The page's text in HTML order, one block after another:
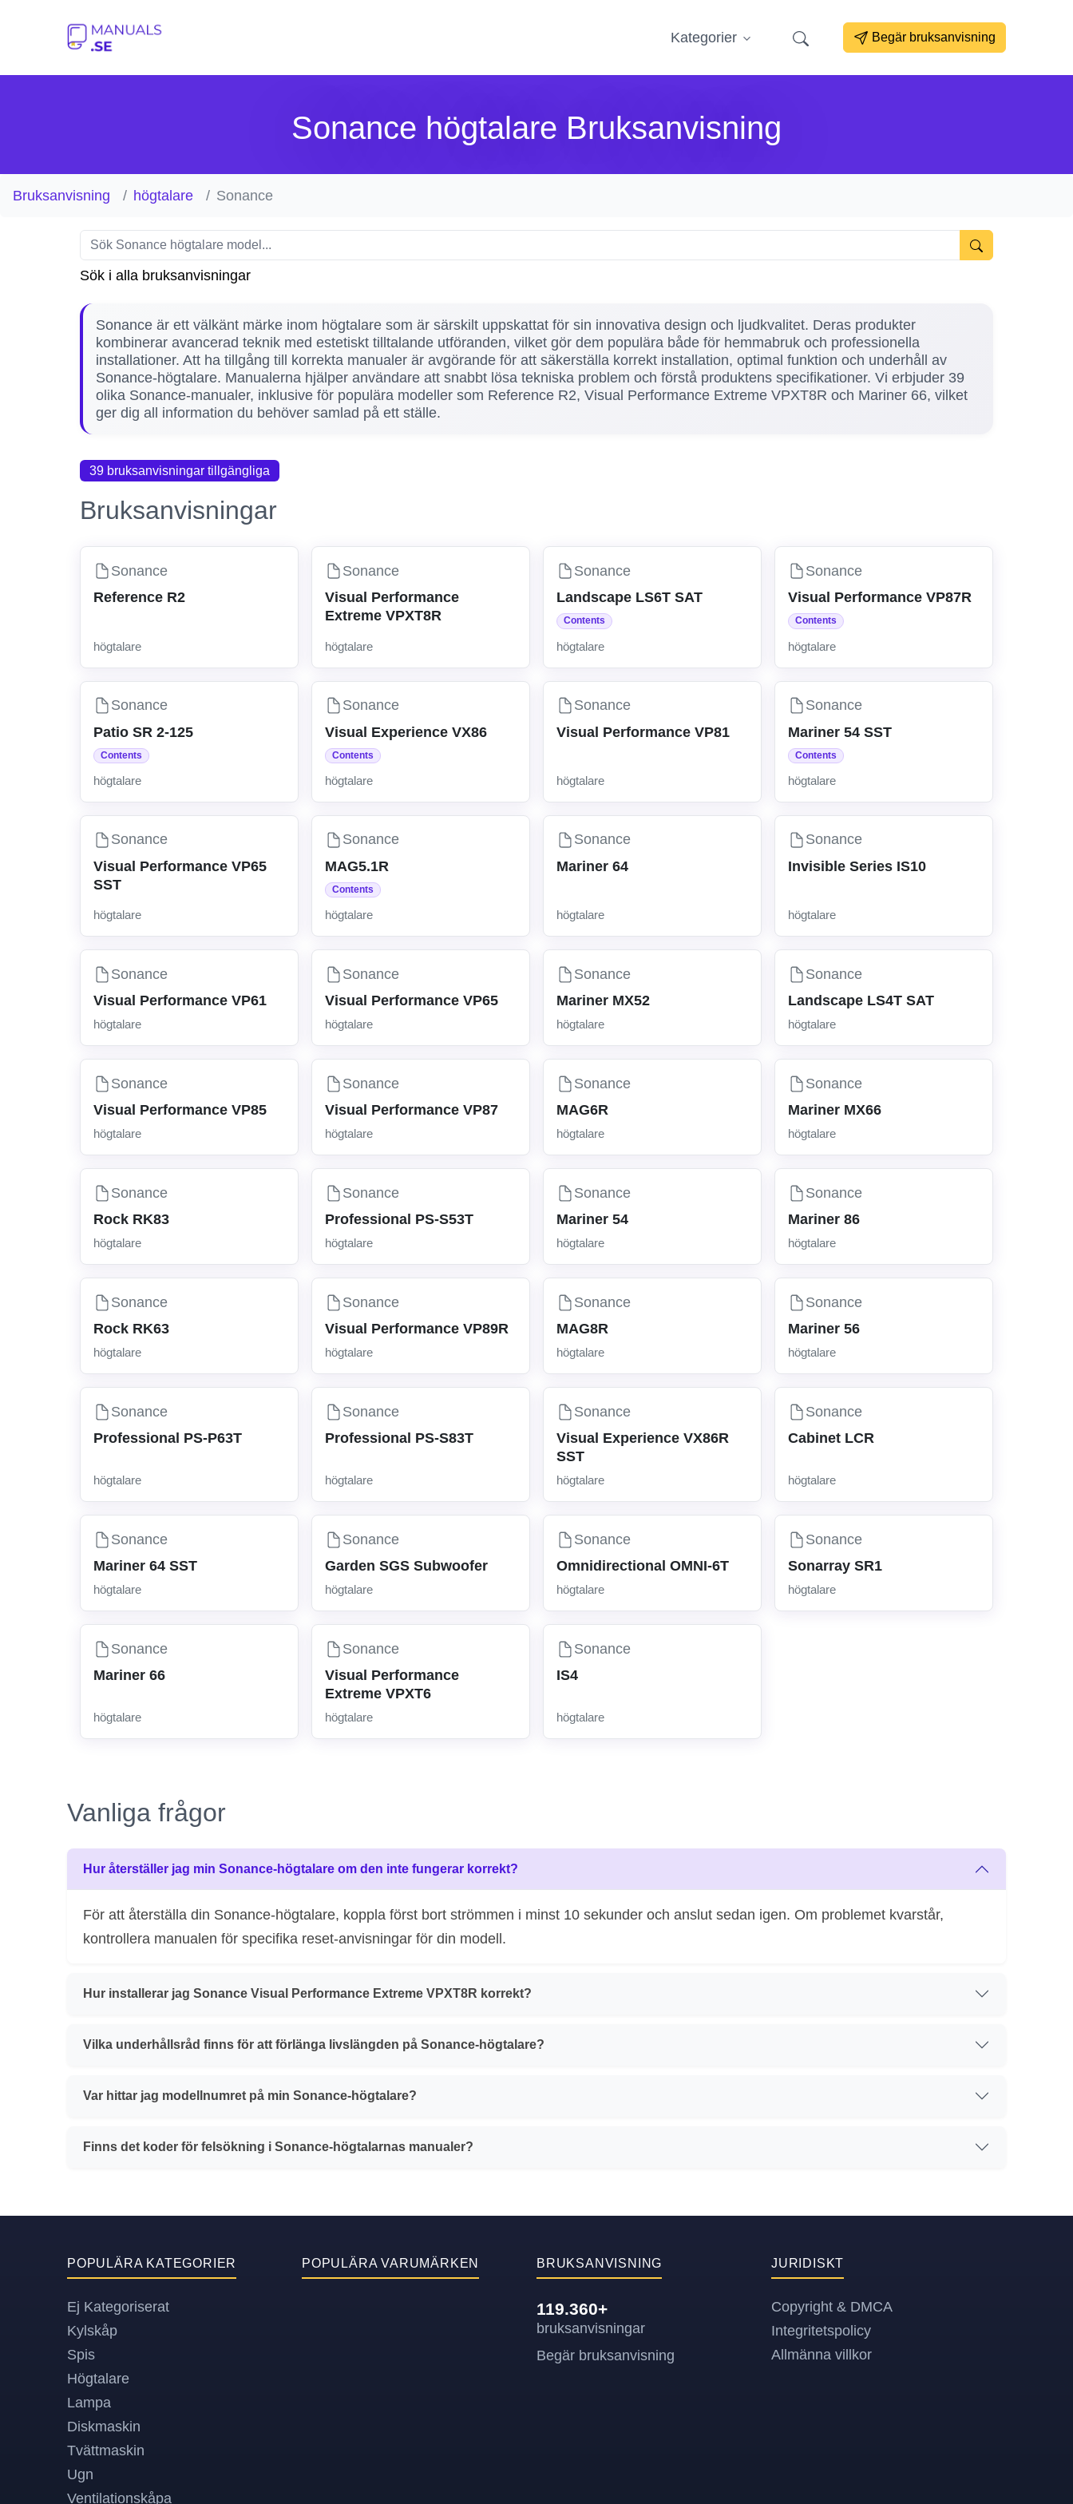
Kategorier Begär bruksanvisning
Sonance högtalare Bruksanvisning
Bruksanvisning högtalare Sonance
Sök i alla bruksanvisningar
Sonance är ett välkänt märke inom högtalare som är särskilt uppskattat för sin innovativa design och ljudkvalitet. Deras produkter
kombinerar avancerad teknik med estetiskt tilltalande utföranden, vilket gör dem populära både för hemmabruk och professionella
installationer. Att ha tillgång till korrekta manualer är avgörande för att säkerställa korrekt installation, optimal funktion och underhåll av
Sonance-högtalare. Manualerna hjälper användare att snabbt lösa tekniska problem och förstå produktens specifikationer. Vi erbjuder 39
olika Sonance-manualer, inklusive för populära modeller som Reference R2, Visual Performance Extreme VPXT8R och Mariner 66, vilket
ger dig all information du behöver samlad på ett ställe.
39 bruksanvisningar tillgängliga
Bruksanvisningar
Sonance
Reference R2
högtalare
Sonance
Visual Performance
Extreme VPXT8R
högtalare
Sonance
Landscape LS6T SAT
Contents
högtalare
Sonance
Visual Performance VP87R
Contents
högtalare
Sonance
Patio SR 2-125
Contents
högtalare
Sonance
Visual Experience VX86
Contents
högtalare
Sonance
Visual Performance VP81
högtalare
Sonance
Mariner 54 SST
Contents
högtalare
Sonance
Visual Performance VP65
SST
högtalare
Sonance
MAG5.1R
Contents
högtalare
Sonance
Mariner 64
högtalare
Sonance
Invisible Series IS10
högtalare
Sonance
Visual Performance VP61
högtalare
Sonance
Visual Performance VP65
högtalare
Sonance
Mariner MX52
högtalare
Sonance
Landscape LS4T SAT
högtalare
Sonance
Visual Performance VP85
högtalare
Sonance
Visual Performance VP87
högtalare
Sonance
MAG6R
högtalare
Sonance
Mariner MX66
högtalare
Sonance
Rock RK83
högtalare
Sonance
Professional PS-S53T
högtalare
Sonance
Mariner 54
högtalare
Sonance
Mariner 86
högtalare
Sonance
Rock RK63
högtalare
Sonance
Visual Performance VP89R
högtalare
Sonance
MAG8R
högtalare
Sonance
Mariner 56
högtalare
Sonance
Professional PS-P63T
högtalare
Sonance
Professional PS-S83T
högtalare
Sonance
Visual Experience VX86R
SST
högtalare
Sonance
Cabinet LCR
högtalare
Sonance
Mariner 64 SST
högtalare
Sonance
Garden SGS Subwoofer
högtalare
Sonance
Omnidirectional OMNI-6T
högtalare
Sonance
Sonarray SR1
högtalare
Sonance
Mariner 66
högtalare
Sonance
Visual Performance
Extreme VPXT6
högtalare
Sonance
IS4
högtalare
Vanliga frågor
Hur återställer jag min Sonance-högtalare om den inte fungerar korrekt?
För att återställa din Sonance-högtalare, koppla först bort strömmen i minst 10 sekunder och anslut sedan igen. Om problemet kvarstår,
kontrollera manualen för specifika reset-anvisningar för din modell.
Hur installerar jag Sonance Visual Performance Extreme VPXT8R korrekt?
Vilka underhållsråd finns för att förlänga livslängden på Sonance-högtalare?
Var hittar jag modellnumret på min Sonance-högtalare?
Finns det koder för felsökning i Sonance-högtalarnas manualer?
POPULÄRA KATEGORIER
Ej Kategoriserat
Kylskåp
Spis
Högtalare
Lampa
Diskmaskin
Tvättmaskin
Ugn
Ventilationskåpa
POPULÄRA VARUMÄRKEN BRUKSANVISNING
119.360+
bruksanvisningar
Begär bruksanvisning
JURIDISKT
Copyright & DMCA
Integritetspolicy
Allmänna villkor